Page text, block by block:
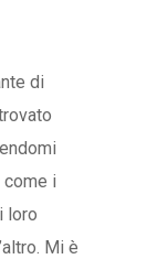
di
i
loro
Mi è